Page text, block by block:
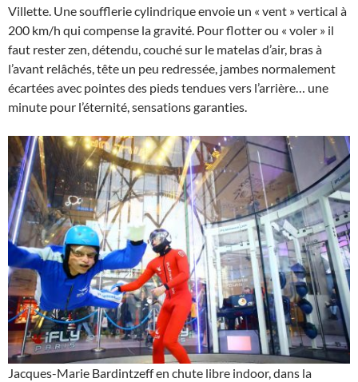
Villette. Une soufflerie cylindrique envoie un « vent » vertical à
200 km/h qui compense la gravité. Pour flotter ou « voler » il
faut rester zen, détendu, couché sur le matelas d’air, bras à
l’avant relâchés, tête un peu redressée, jambes normalement
écartées avec pointes des pieds tendues vers l’arrière… une
minute pour l’éternité, sensations garanties.
Jacques-Marie Bardintzeff en chute libre indoor, dans la